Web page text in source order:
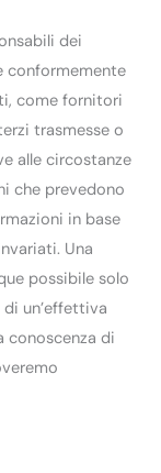
dei
conformemente
come fornitori
trasmesse o
alle circostanze
che prevedono
in base
Una
possibile solo
un’effettiva
conoscenza di